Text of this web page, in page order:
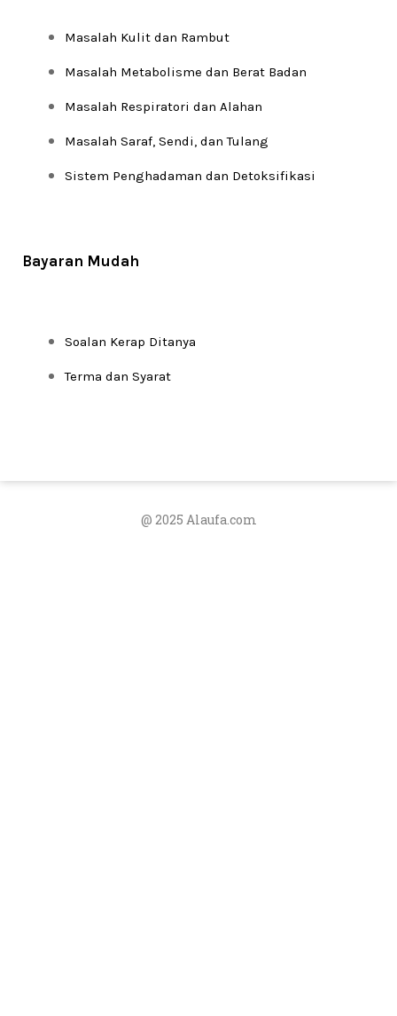
Masalah Kulit dan Rambut
Masalah Metabolisme dan Berat Badan
Masalah Respiratori dan Alahan
Masalah Saraf, Sendi, dan Tulang
Sistem Penghadaman dan Detoksifikasi
Bayaran Mudah
Soalan Kerap Ditanya
Terma dan Syarat
@ 2025 Alaufa.com